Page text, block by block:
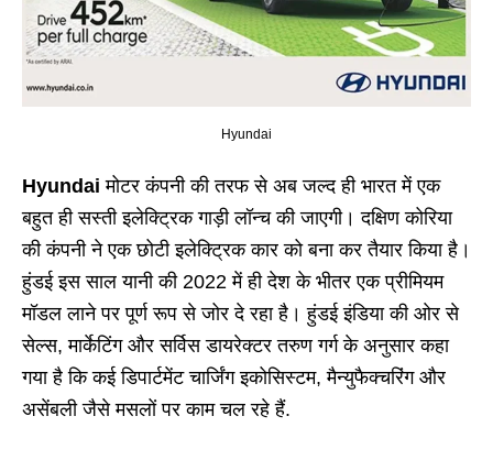
Hyundai
Hyundaiमोटर कंपनी की तरफ से अब जल्द ही भारत में एक
बहुत ही सस्ती इलेक्ट्रिक गाड़ी लॉन्च की जाएगी। दक्षिण कोरिया
की कंपनी ने एक छोटी इलेक्ट्रिक कार को बना कर तैयार किया है।
हुंडई इस साल यानी की 2022 में ही देश के भीतर एक प्रीमियम
मॉडल लाने पर पूर्ण रूप से जोर दे रहा है। हुंडई इंडिया की ओर से
सेल्स, मार्केटिंग और सर्विस डायरेक्टर तरुण गर्ग के अनुसार कहा
गया है कि कई डिपार्टमेंट चार्जिंग इकोसिस्टम, मैन्युफैक्चरिंग और
असेंबली जैसे मसलों पर काम चल रहे हैं.